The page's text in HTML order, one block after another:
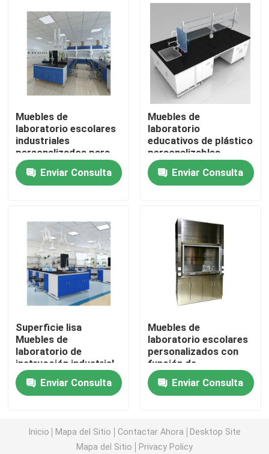
Éntrenos en contacto con
Casos
Muebles modernos del laboratorio
Muebles del laboratorio de la escuela
Banco de la isla del laboratorio
Capilla del humo del laboratorio
Banco de la balanza del laboratorio
Bancos de trabajo de laboratorio
Gabinete de almacenamiento del laboratorio
gabinete de seguridad biológico
Muebles de
laboratorio escolares
industriales
personalizados para
experimentación
Enviar Consulta
Muebles de
laboratorio
educativos de plástico
personalizables
Enviar Consulta
Superficie lisa
Muebles de
laboratorio de
instrucción industrial
personalizados
Enviar Consulta
Muebles de
laboratorio escolares
personalizados con
función de
almacenamiento
Enviar Consulta
Inicio Mapa del Sitio Contactar Ahora
Desktop Site
Mapa del Sitio
Privacy Policy